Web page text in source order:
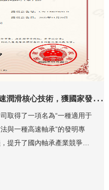
打
破壟斷！溢勝軸承攻克高速潤滑核心技術，獲國家發明專利
取得了一項名為“一種適用于
與一種高速軸承”的發明專
提升了國內軸承產業競爭
高了高速軸承的性能與使用